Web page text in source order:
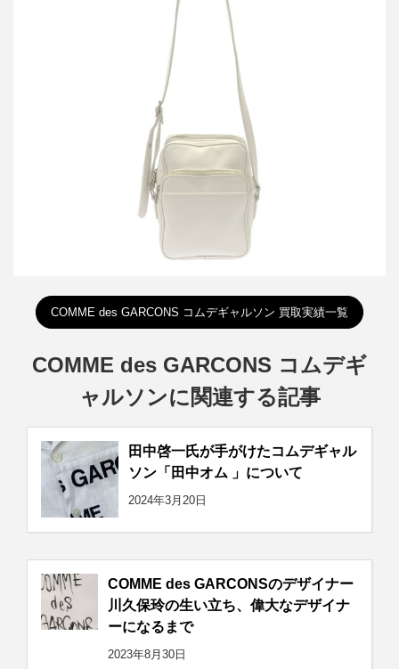
コムデギャルソン フェイクレザーショルダーバッグ
買取金額8,400円
COMME des GARCONS コムデギャルソン 買取実績一覧
COMME des GARCONS コムデギ
ャルソンに関連する記事
田中啓一氏が手がけたコムデギャル
ソン「田中オム 」について
2024年3月20日
COMME des GARCONSのデザイナー
川久保玲の生い立ち、偉大なデザイナ
ーになるまで
2023年8月30日